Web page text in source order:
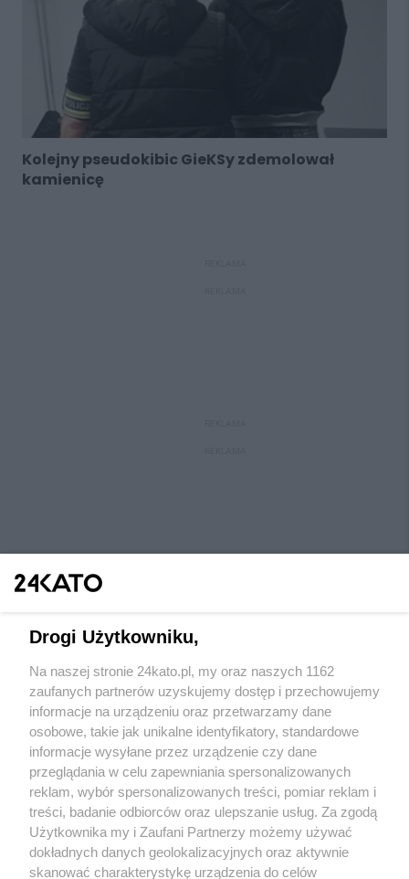
Kolejny pseudokibic GieKSy zdemolował
kamienicę
Wydawca mediów lokalnych
Nie zapomnij
zapoznać się z:
polityką prywatności regulamin korzystania z portali
Twojemiasto
Piekary Śląskie
Skontaktuj sięz nami
Kontakt
Drogi Użytkowniku,
Na naszej stronie 24kato.pl, my oraz naszych 1162
zaufanych partnerów uzyskujemy dostęp i przechowujemy
informacje na urządzeniu oraz przetwarzamy dane
osobowe, takie jak unikalne identyfikatory, standardowe
informacje wysyłane przez urządzenie czy dane
przeglądania w celu zapewniania spersonalizowanych
reklam, wybór spersonalizowanych treści, pomiar reklam i
treści, badanie odbiorców oraz ulepszanie usług. Za zgodą
Użytkownika my i Zaufani Partnerzy możemy używać
dokładnych danych geolokalizacyjnych oraz aktywnie
skanować charakterystykę urządzenia do celów